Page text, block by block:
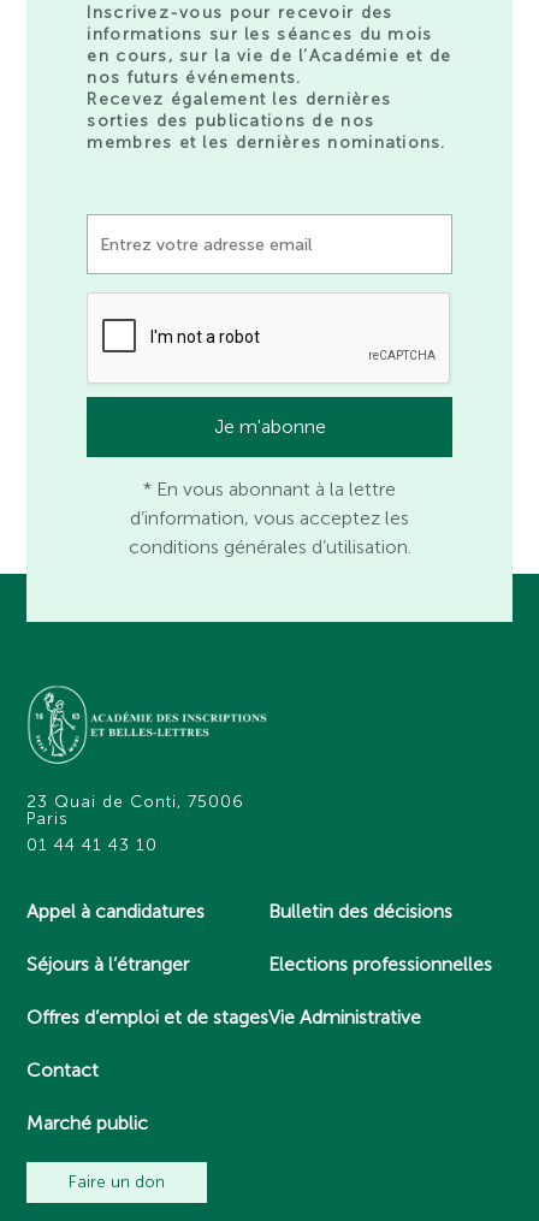
Inscrivez-vous pour recevoir des
informations sur les séances du mois
en cours, sur la vie de l’Académie et de
nos futurs événements.
Recevez également les dernières
sorties des publications de nos
membres et les dernières nominations.
* En vous abonnant à la lettre
d’information, vous acceptez les
conditions générales d’utilisation.
23 Quai de Conti, 75006
Paris
01 44 41 43 10
Appel à candidatures
Séjours à l’étranger
Offres d’emploi et de stages
Contact
Marché public
Bulletin des décisions
Elections professionnelles
Vie Administrative
Faire un don